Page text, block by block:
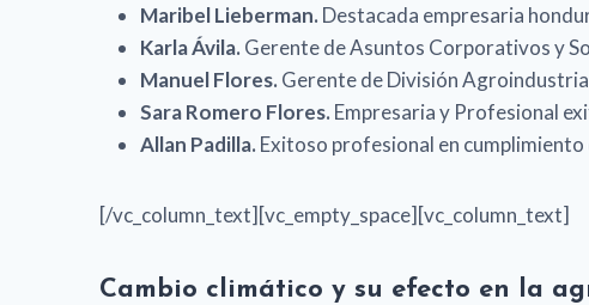
Maribel Lieberman. Destacada empresaria
Karla Ávila. Gerente de Asuntos Corporativos y
Manuel Flores. Gerente de División
Sara Romero Flores. Empresaria y Profesional
Allan Padilla. Exitoso profesional en
[/vc_column_text][vc_empty_space][vc_column_text]
Cambio climático y su efecto en la